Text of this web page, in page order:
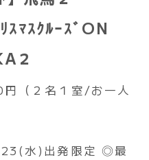
ｽﾏｽｸﾙｰｽﾞON
２
（２名１室/お一人
水)出発限定 ◎最